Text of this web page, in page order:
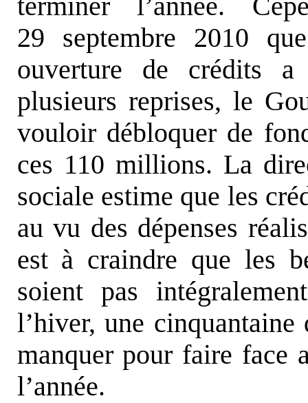
terminer l’année.
29 septembre 2010
ouverture de crédits
plusieurs reprises, le
vouloir débloquer de
ces 110 millions. La
sociale estime que les
au vu des dépenses
est à craindre que les
soient pas
l’hiver, une
manquer pour faire face
l’année.